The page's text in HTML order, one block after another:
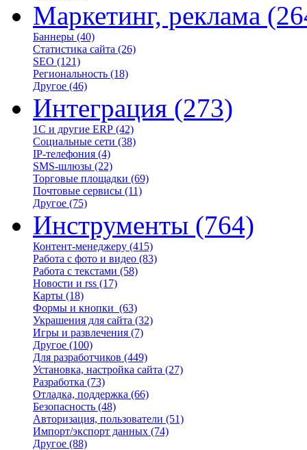
Маркетинг, реклама
Баннеры (40)
Статистика сайта (26)
SEO (121)
Региональность (18)
Другое (46)
Интеграция (273)
1С и другие ERP (42)
Социальные сети (38)
IP-телефония (4)
SMS-шлюзы (22)
Торговые площадки (69)
Почтовые сервисы (11)
Другое (75)
Инструменты (764)
Контент-менеджеру (415)
Работа с фото и видео (83)
Работа с текстами (58)
Новости и rss (17)
Карты (18)
Формы и кнопки (63)
Украшения для сайта (32)
Игры и развлечения (7)
Другое (100)
Для разработчиков (449)
Установка, настройка сайта (27)
Разработка (73)
Отладка, поддержка (66)
Безопасность (48)
Авторизация, пользователи (51)
Импорт/экспорт данных (74)
Другое (88)